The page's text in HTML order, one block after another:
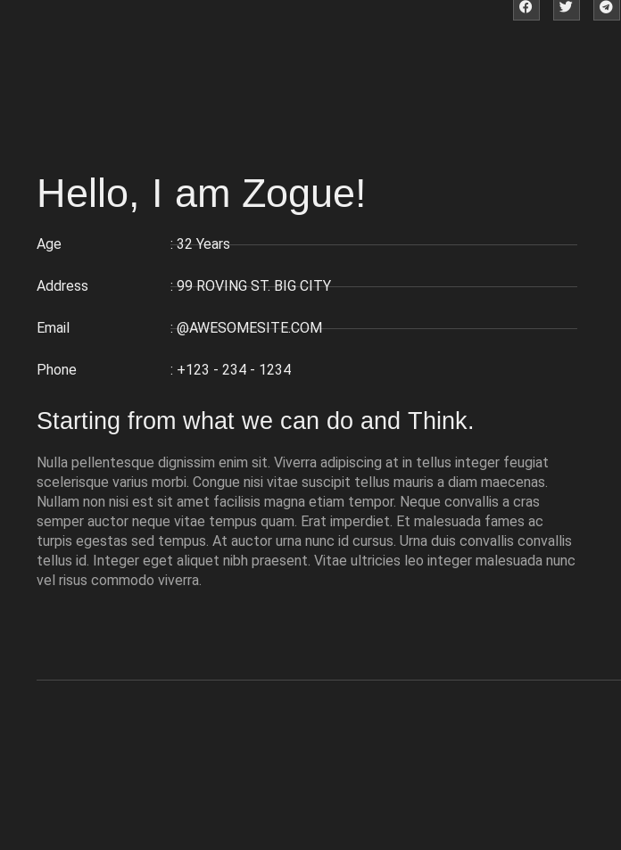
Hello, I am Zogue!
Age
Address
Email
Phone
: 32 Years
: 99 ROVING ST. BIG CITY
: @AWESOMESITE.COM
: +123 - 234 - 1234
Starting from what we can do and Think.
Nulla pellentesque dignissim enim sit. Viverra adipiscing at in tellus integer feugiat
scelerisque varius morbi. Congue nisi vitae suscipit tellus mauris a diam maecenas.
Nullam non nisi est sit amet facilisis magna etiam tempor. Neque convallis a cras
semper auctor neque vitae tempus quam. Erat imperdiet. Et malesuada fames ac
turpis egestas sed tempus. At auctor urna nunc id cursus. Urna duis convallis convallis
tellus id. Integer eget aliquet nibh praesent. Vitae ultricies leo integer malesuada nunc
vel risus commodo viverra.